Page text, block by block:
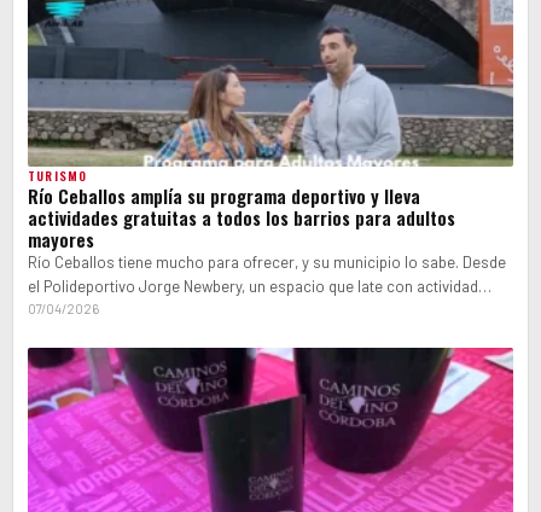
TURISMO
Río Ceballos amplía su programa deportivo y lleva
actividades gratuitas a todos los barrios para adultos
mayores
Río Ceballos tiene mucho para ofrecer, y su municipio lo sabe. Desde
el Polideportivo Jorge Newbery, un espacio que late con actividad…
07/04/2026